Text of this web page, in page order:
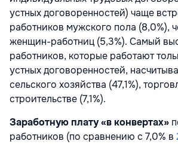
устных договоренностей) чаще
работников мужского пола (8,0%),
женщин-работниц (5,3%). Самый
работников, которые работают
устных договоренностей,
сельского хозяйства (47,1%),
строительстве (7,1%).
Заработную плату «в конвертах»
работников (по сравнению с 7,0% в